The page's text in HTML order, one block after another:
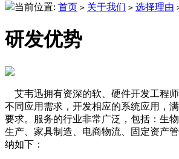
当前位置: 首页 > 关于我们 > 选择理由
研发优势
艾韦迅拥有资深的软、硬件开发工程
不同应用需求，开发相应的系统应用，
要求。服务的行业非常广泛，包括：生
生产、家具制造、电商物流、固定资产
纳如下：